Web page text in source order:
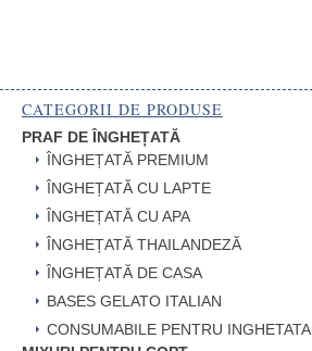
CATEGORII DE PRODUSE
PRAF DE ÎNGHEȚATĂ
ÎNGHEȚATĂ PREMIUM
ÎNGHEȚATĂ CU LAPTE
ÎNGHEȚATĂ CU APA
ÎNGHEȚATĂ THAILANDEZĂ
ÎNGHEȚATĂ DE CASA
BASES GELATO ITALIAN
CONSUMABILE PENTRU INGHETATA